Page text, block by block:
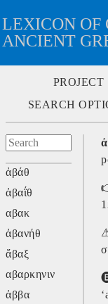
LEXICON OF
ANCIENT
PROJECT
SEARCH
ἀβάθ
ἀβαΐθ
αβακ
ἀβανήθ
ἄβαξ
αβαρκηνιν
ἀββα